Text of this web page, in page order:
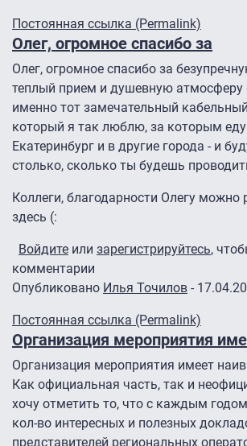
Постоянная ссылка (Permalink)
Олег, огромное спасибо за
Олег, огромное спасибо за
теплый прием и душевную
именно тот замечательный
который я так люблю, за которым
Екатеринбург и в другие города - и
столько, сколько ты будешь
Коллеги, благодарности Олегу можно
здесь (:
Войдите или зарегистрируйтесь,
комментарии
Опубликовано Илья Точилов -
Постоянная ссылка (Permalink)
Организация мероприятия
Организация мероприятия имеет
Как официальная часть, так и
хочу отметить то, что с каждым
кол-во интересных и полезных
представителей региональных